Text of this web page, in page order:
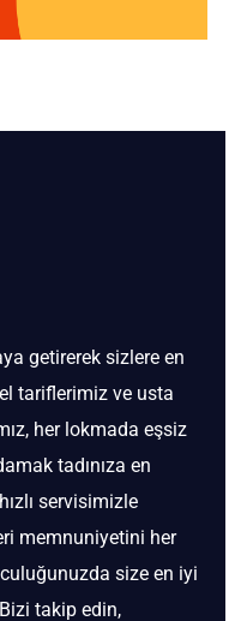
getirerek sizlere en
tariflerimiz ve usta
her lokmada eşsiz
tadınıza en
servisimizle
memnuniyetini her
size en iyi
takip edin,